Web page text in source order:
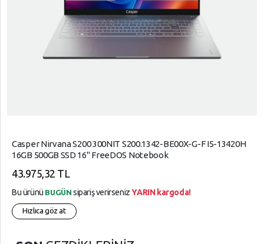
Casper Nirvana S200 300NIT S200.1342-BE00X-G-F I5-13420H
16GB 500GB SSD 16" FreeDOS Notebook
43.975,32 TL
Bu ürünü BUGÜN sipariş verirsenizYARIN kargoda!
Hızlıca göz at